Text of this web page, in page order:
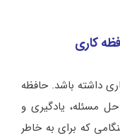
کاری
داشته باشد. حافظه
مسئله، یادگیری و
که برای به خاطر